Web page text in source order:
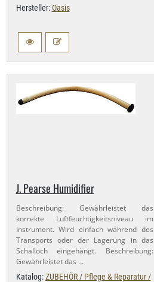
Hersteller:Oasis
J. Pearse Humidifier
Beschreibung: Gewährleistet das
korrekte Luftfeuchtigkeitsniveau im
Instrument. Wird einfach während des
Transports oder der Lagerung in das
Schalloch eingehängt. Beschreibung:
Gewährleistet das …
Katalog:ZUBEHÖR / Pflege & Reparatur /